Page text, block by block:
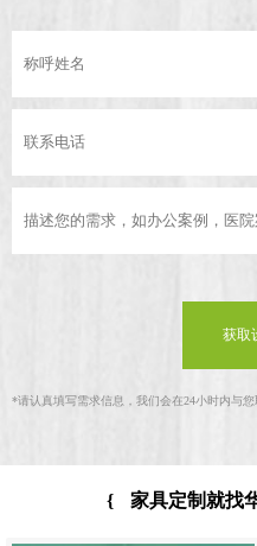
获取
*请认真填写需求信息，我们会在24小时内与您
{ 家具定制就找